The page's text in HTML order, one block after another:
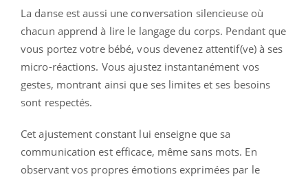
La danse est aussi une conversation silencieuse où
chacun apprend à lire le langage du corps. Pendant que
vous portez votre bébé, vous devenez attentif(ve) à ses
micro-réactions. Vous ajustez instantanément vos
gestes, montrant ainsi que ses limites et ses besoins
sont respectés.
Cet ajustement constant lui enseigne que sa
communication est efficace, même sans mots. En
observant vos propres émotions exprimées par le